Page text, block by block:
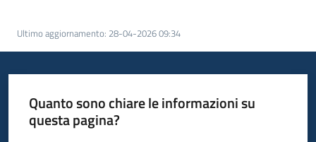
Ultimo aggiornamento: 28-04-2026 09:34
Quanto sono chiare le informazioni su
questa pagina?